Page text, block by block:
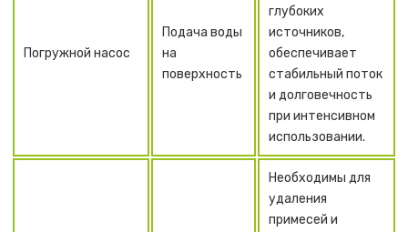
Погружной насос
Подача воды
на
поверхность
глубоких
источников,
обеспечивает
стабильный поток
и долговечность
при интенсивном
использовании.
Необходимы для
удаления
примесей и